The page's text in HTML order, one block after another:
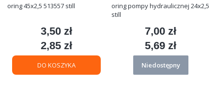
oring 45x2,5 513557 still
Cena
3,50 zł
Cena
2,85 zł
DO KOSZYKA
oring pompy hydraulicznej 24x2,5
still
Cena
7,00 zł
Cena
5,69 zł
Niedostępny